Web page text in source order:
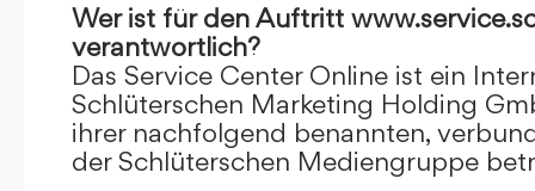
Wer ist für den Auftritt
verantwortlich?
Das Service Center Online ist ein
Schlüterschen Marketing Holding
ihrer nachfolgend benannten,
der Schlüterschen Mediengruppe